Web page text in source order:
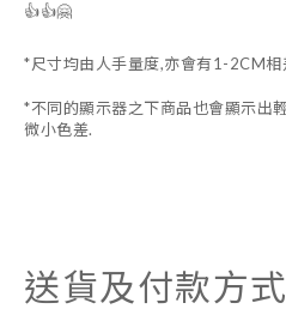
👍👍🤗
*尺寸均由人手量度,亦會有1-2CM相
*不同的顯示器之下商品也會顯示出
微小色差.
送貨及付款方式